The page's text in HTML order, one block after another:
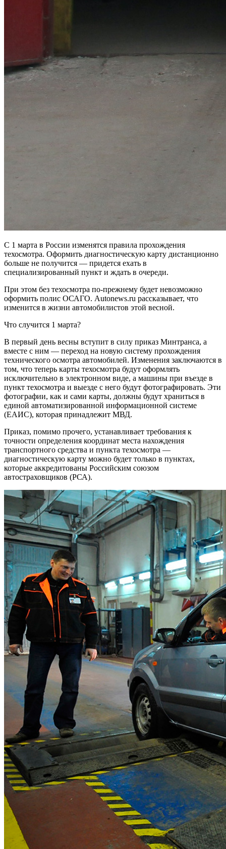
С 1 марта в России изменятся правила прохождения
техосмотра. Оформить диагностическую карту дистанционно
больше не получится — придется ехать в
специализированный пункт и ждать в очереди.
При этом без техосмотра по-прежнему будет невозможно
оформить полис ОСАГО. Autonews.ru рассказывает, что
изменится в жизни автомобилистов этой весной.
Что случится 1 марта?
В первый день весны вступит в силу приказ Минтранса, а
вместе с ним — переход на новую систему прохождения
технического осмотра автомобилей. Изменения заключаются в
том, что теперь карты техосмотра будут оформлять
исключительно в электронном виде, а машины при въезде в
пункт техосмотра и выезде с него будут фотографировать. Эти
фотографии, как и сами карты, должны будут храниться в
единой автоматизированной информационной системе
(ЕАИС), которая принадлежит МВД.
Приказ, помимо прочего, устанавливает требования к
точности определения координат места нахождения
транспортного средства и пункта техосмотра —
диагностическую карту можно будет только в пунктах,
которые аккредитованы Российским союзом
автостраховщиков (РСА).